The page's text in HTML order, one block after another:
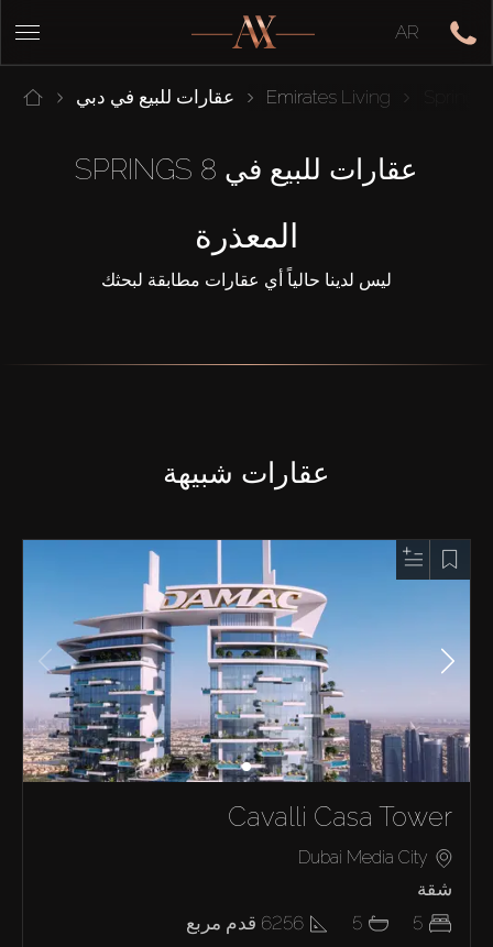
AR
عقارات للبيع في دبي Emirates Living
عقارات للبيع في SPRINGS 8
المعذرة
ليس لدينا حالياً أي عقارات مطابقة لبحثك
عقارات شبيهة
Cavalli Casa Tower
Dubai Media City
شقة
5
5
6256 قدم مربع